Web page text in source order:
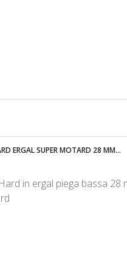
ERGAL SUPER MOTARD 28 MM...
in ergal piega bassa 28